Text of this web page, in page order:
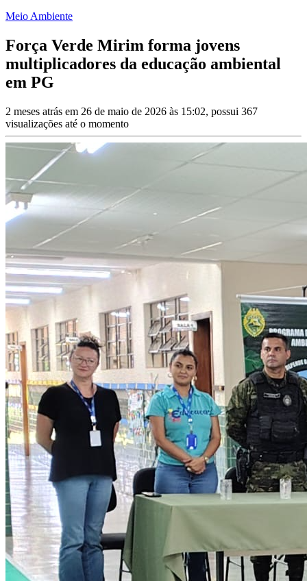
Meio Ambiente
Força Verde Mirim forma jovens
multiplicadores da educação ambiental
em PG
2 meses atrás em 26 de maio de 2026 às 15:02, possui 367
visualizações até o momento